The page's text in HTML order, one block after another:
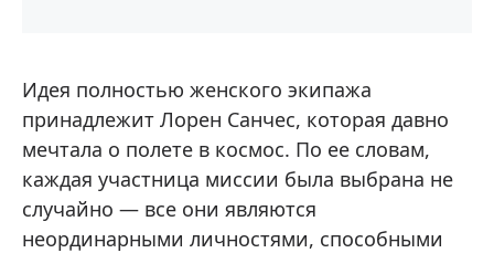
Идея полностью женского экипажа
принадлежит Лорен Санчес, которая давно
мечтала о полете в космос. По ее словам,
каждая участница миссии была выбрана не
случайно — все они являются
неординарными личностями, способными